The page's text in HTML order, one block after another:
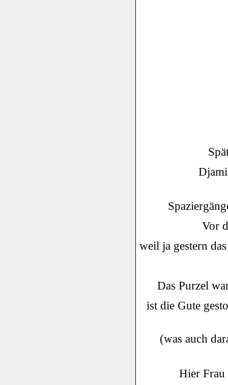
Vor
weil ja gestern
Das Purzel
ist die Gute
(was auch
Hier